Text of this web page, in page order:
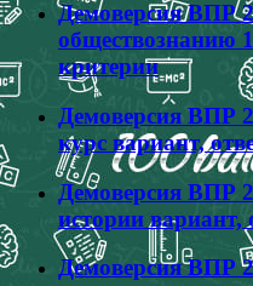
Демоверсия ВПР
обществознанию
критерии
Демоверсия ВПР
курс вариант,
Демоверсия ВПР
истории вариант,
Демоверсия ВПР